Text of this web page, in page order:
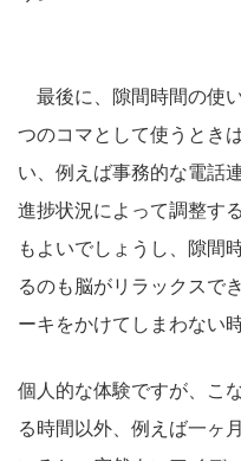
最後に、隙間時間の使
つのコマとして使うとき
い、例えば事務的な電話
進捗状況によって調整す
もよいでしょうし、隙間
るのも脳がリラックスで
ーキをかけてしまわない
個人的な体験ですが、こ
る時間以外、例えば一ヶ